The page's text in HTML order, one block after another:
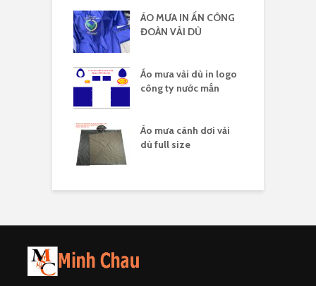
ÁO MƯA IN ẤN CÔNG
ĐOÀN VẢI DÙ
Áo mưa vải dù in logo
công ty nước mắn
Áo mưa cánh dơi vải
dù full size